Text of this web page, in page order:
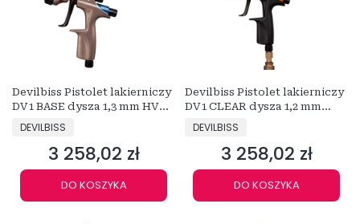
Devilbiss Pistolet lakierniczy
DV1 BASE dysza 1,3 mm HVLP
SZARY
PRODUCENT
DEVILBISS
Cena
3 258,02 zł
DO KOSZYKA
Devilbiss Pistolet lakierniczy
DV1 CLEAR dysza 1,2 mm
CZARNY
PRODUCENT
DEVILBISS
Cena
3 258,02 zł
DO KOSZYKA